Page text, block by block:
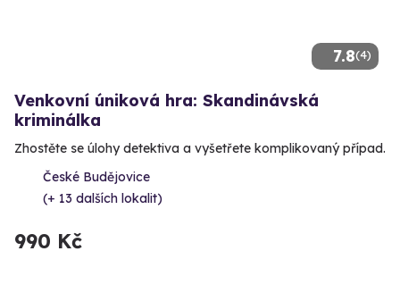
7.8(4)
Venkovní úniková hra: Skandinávská
kriminálka
Zhostěte se úlohy detektiva a vyšetřete komplikovaný případ.
České Budějovice
(+ 13 dalších lokalit)
990 Kč